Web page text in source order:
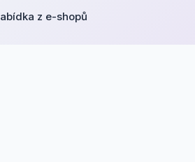
z e-shopů